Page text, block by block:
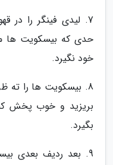
7. لیدی فینگر را در
حدی که بیسکویت ها
خود نگیرد.
8. بیسکویت ها را ته
بریزید و خوب پخش
بگیرد.
9. بعد ردیف بعدی